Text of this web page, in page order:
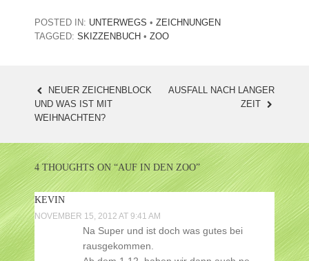
POSTED IN: UNTERWEGS • ZEICHNUNGEN
TAGGED: SKIZZENBUCH • ZOO
POST
NAVIGATION
NEUER ZEICHENBLOCK
UND WAS IST MIT
WEIHNACHTEN?
AUSFALL NACH LANGER
ZEIT
4 THOUGHTS ON “AUF IN DEN ZOO”
KEVIN
NOVEMBER 15, 2012 AT 9:41 AM
Na Super und ist doch was gutes bei
rausgekommen.